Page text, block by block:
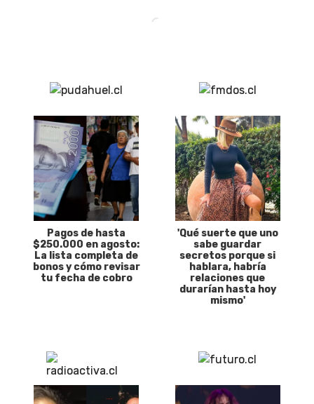
Pagos de hasta
$250.000 en agosto:
La lista completa de
bonos y cómo revisar
tu fecha de cobro
'Qué suerte que uno
sabe guardar
secretos porque si
hablara, habría
relaciones que
durarían hasta hoy
mismo'